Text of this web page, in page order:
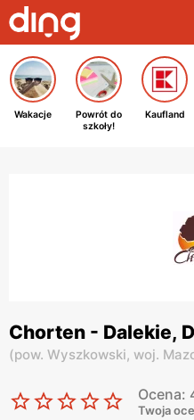
Wakacje
Powrót do
szkoły!
Kaufland
Chorten - Dalekie,
(pow. Wyszkowski, woj.
Ocena:
Twoja